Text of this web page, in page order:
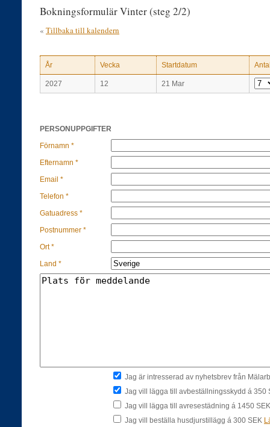
Bokningsformulär Vinter (steg 2/2)
« Tillbaka till kalendern
År Vecka Startdatum
2027 12 21 Mar
PERSONUPPGIFTER
Förnamn *
Efternamn *
Email *
Telefon *
Gatuadress *
Postnummer *
Ort *
Land *
Jag är intresserad av nyhetsbrev från
Jag vill lägga till avbeställningsskydd á 350
Jag vill lägga till avresestädning á 1450
Jag vill beställa husdjurstillägg á 300 SEK